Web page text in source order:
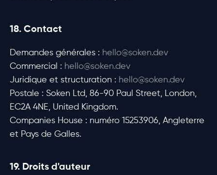
18. Contact
Demandes générales : hello@soken.dev
Commercial : hello@soken.dev
Juridique et structuration : hello@soken.dev
Postale : Soken Ltd, 86-90 Paul Street, London,
EC2A 4NE, United Kingdom.
Companies House : numéro 15253906, Angleterre
et Pays de Galles.
19. Droits d'auteur